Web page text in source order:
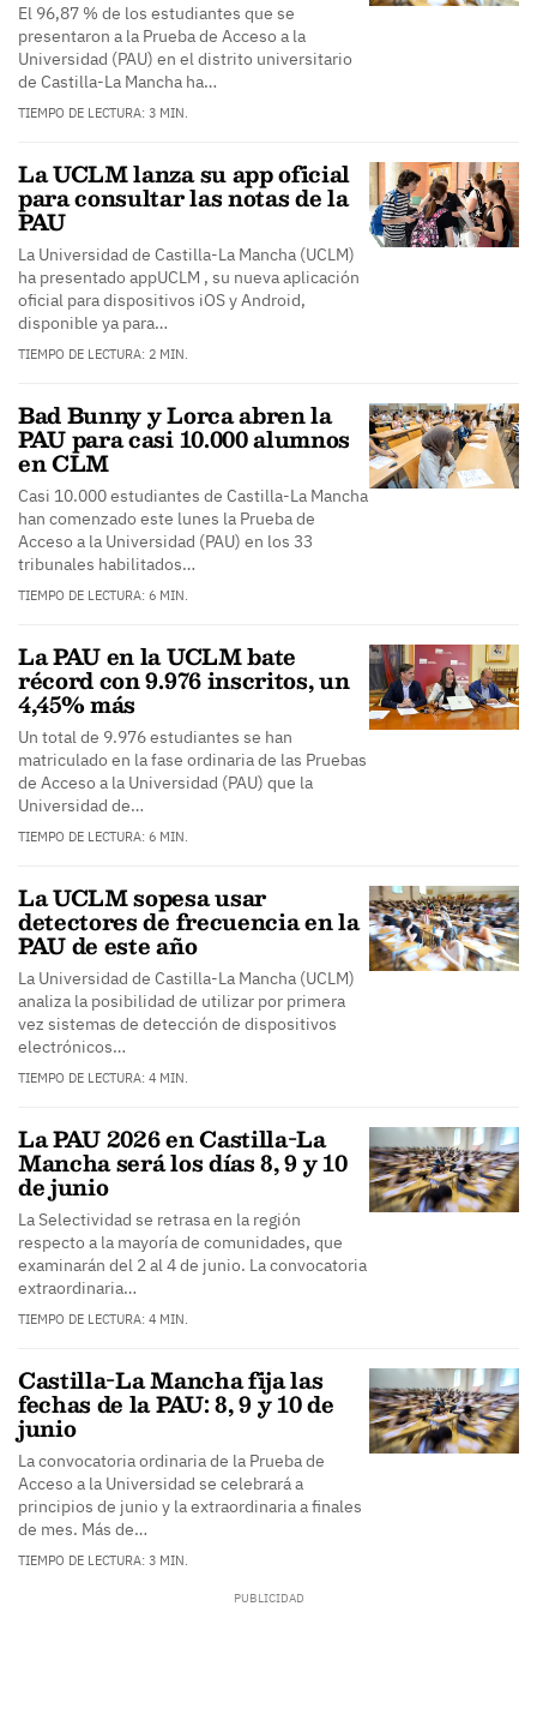
El 96,87 % de los estudiantes que se
presentaron a la Prueba de Acceso a la
Universidad (PAU) en el distrito universitario
de Castilla-La Mancha ha…
TIEMPO DE LECTURA: 3 MIN.
La UCLM lanza su app oficial
para consultar las notas de la
PAU
La Universidad de Castilla-La Mancha (UCLM)
ha presentado appUCLM , su nueva aplicación
oficial para dispositivos iOS y Android,
disponible ya para…
TIEMPO DE LECTURA: 2 MIN.
Bad Bunny y Lorca abren la
PAU para casi 10.000 alumnos
en CLM
Casi 10.000 estudiantes de Castilla-La Mancha
han comenzado este lunes la Prueba de
Acceso a la Universidad (PAU) en los 33
tribunales habilitados…
TIEMPO DE LECTURA: 6 MIN.
La PAU en la UCLM bate
récord con 9.976 inscritos, un
4,45% más
Un total de 9.976 estudiantes se han
matriculado en la fase ordinaria de las Pruebas
de Acceso a la Universidad (PAU) que la
Universidad de…
TIEMPO DE LECTURA: 6 MIN.
La UCLM sopesa usar
detectores de frecuencia en la
PAU de este año
La Universidad de Castilla-La Mancha (UCLM)
analiza la posibilidad de utilizar por primera
vez sistemas de detección de dispositivos
electrónicos…
TIEMPO DE LECTURA: 4 MIN.
La PAU 2026 en Castilla-La
Mancha será los días 8, 9 y 10
de junio
La Selectividad se retrasa en la región
respecto a la mayoría de comunidades, que
examinarán del 2 al 4 de junio. La convocatoria
extraordinaria…
TIEMPO DE LECTURA: 4 MIN.
Castilla-La Mancha fija las
fechas de la PAU: 8, 9 y 10 de
junio
La convocatoria ordinaria de la Prueba de
Acceso a la Universidad se celebrará a
principios de junio y la extraordinaria a finales
de mes. Más de…
TIEMPO DE LECTURA: 3 MIN.